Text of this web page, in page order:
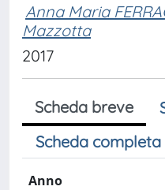
Anna Maria
Mazzotta
2017
Scheda breve
Scheda completa
Anno